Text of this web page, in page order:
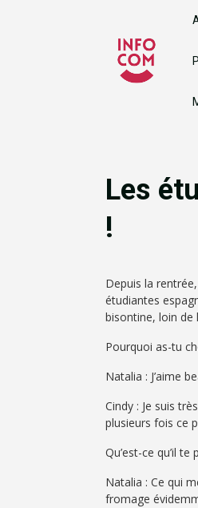
Les
!
Depuis la
étudiantes
bisontine, loin de
Pourquoi as-tu
Natalia : J’aime
Cindy : Je suis
plusieurs fois ce
Qu’est-ce qu’il
Natalia : Ce qui
fromage